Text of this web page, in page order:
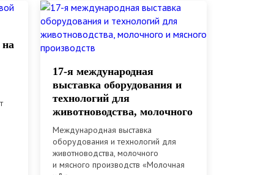
17-я международная
выставка оборудования и
технологий для
животноводства, молочного
и мясного производств
Международная выставка
оборудования и технологий для
животноводства, молочного
и мясного производств «Молочная